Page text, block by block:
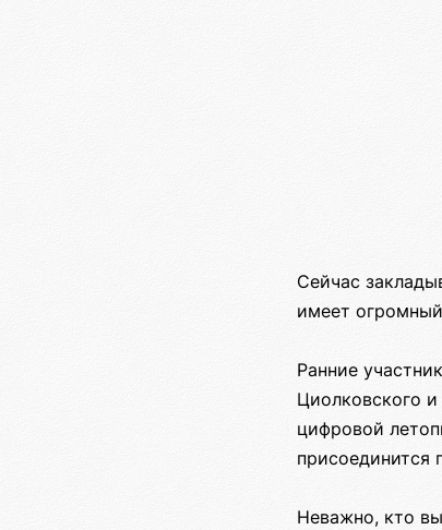
Сейчас
имеет
Ранние
Циолковского
цифровой
присоединится
Неважно, кто